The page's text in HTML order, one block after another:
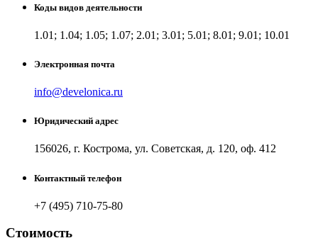
Коды видов деятельности
1.01; 1.04; 1.05; 1.07; 2.01; 3.01; 5.01; 8.01; 9.01; 10.01
Электронная почта
info@develonica.ru
Юридический адрес
156026, г. Кострома, ул. Советская, д. 120, оф. 412
Контактный телефон
+7 (495) 710-75-80
Стоимость